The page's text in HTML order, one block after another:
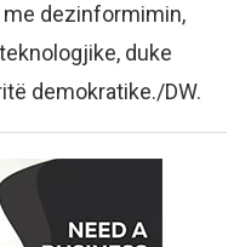
dezinformimin,
duke
demokratike./DW.